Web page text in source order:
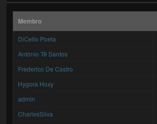
Membro
DiCello Poeta
António Tê Santos
Frederico De Castro
Hygora Hoxy
admin
CharlesSilva